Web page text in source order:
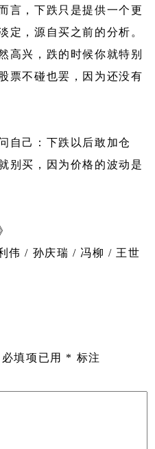
言，下跌只是提供一个更
，源自买之前的分析。
高兴，跌的时候你就特别
票不碰也罢，因为还没有
自己：下跌以后敢加仓
别买，因为价格的波动是
伟 / 孙庆瑞 / 冯柳 / 王世
必填项已用 * 标注